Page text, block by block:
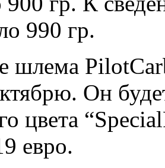
990 гр.
шлема
Он
цвета
евро.